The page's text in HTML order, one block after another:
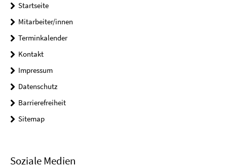
Startseite
Mitarbeiter/innen
Terminkalender
Kontakt
Impressum
Datenschutz
Barrierefreiheit
Sitemap
Soziale Medien